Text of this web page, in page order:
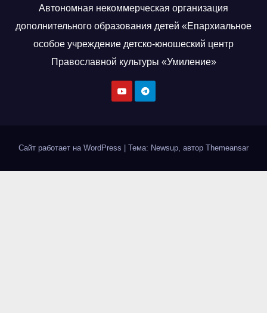
Автономная некоммерческая организация
дополнительного образования детей «Епархиальное
особое учреждение детско-юношеский центр
Православной культуры «Умиление»
Сайт работает на WordPress Тема: Newsup, автор Themeansar